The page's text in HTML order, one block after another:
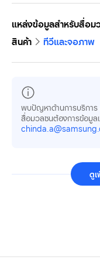
แหล่งข้อมูลสำหรับสื่อม
สินค้า
ทีวีและจอภาพ
พบปัญหาด้านการบริกา
สื่อมวลชนต้องการข้อมู
ดูเ